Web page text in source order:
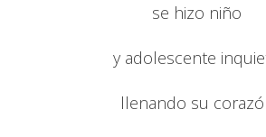
se hizo niño
y adolescente
llenando su